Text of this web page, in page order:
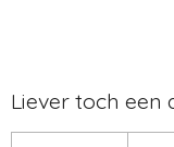
Liever toch